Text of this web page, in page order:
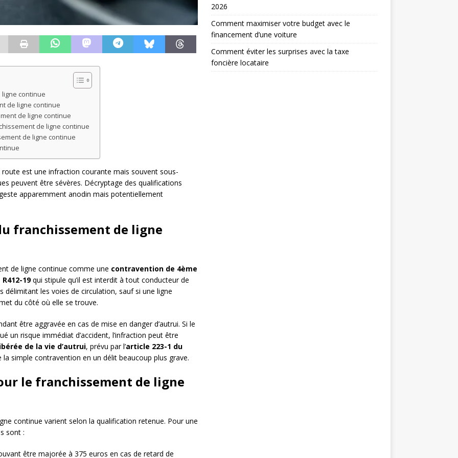
continue
de ligne continue
de ligne continue
de ligne continue
de ligne continue
est une infraction courante mais souvent sous-
peuvent être sévères. Décryptage des qualifications
apparemment anodin mais potentiellement
franchissement de ligne
de ligne continue comme une contravention de 4ème
19qui stipule qu’il est interdit à tout conducteur de
délimitant les voies de circulation, sauf si une ligne
du côté où elle se trouve.
être aggravée en cas de mise en danger d’autrui. Si le
un risque immédiat d’accident, l’infraction peut être
de la vie d’autrui, prévu par l’article 223-1 du
simple contravention en un délit beaucoup plus grave.
le franchissement de ligne
continue varient selon la qualification retenue. Pour une
sont :
être majorée à 375 euros en cas de retard de
2026
Comment maximiser votre budget avec le
financement d’une voiture
Comment éviter les surprises avec la taxe
foncière locataire